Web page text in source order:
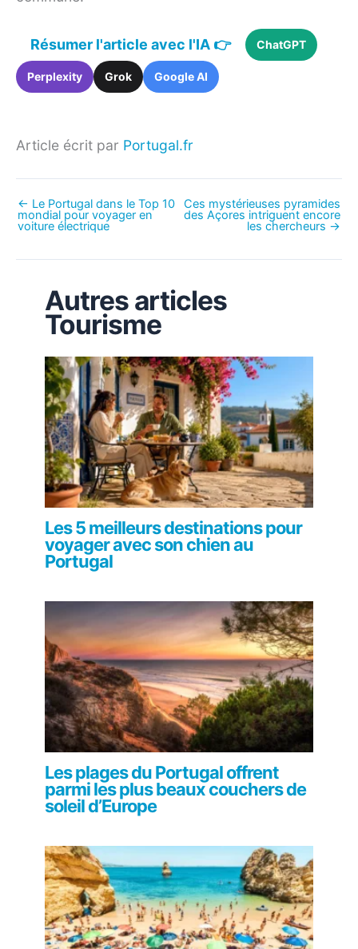
Résumer l'article avec l'IA 👉 ChatGPT
Perplexity Grok Google AI
Article écrit par Portugal.fr
← Le Portugal dans le Top 10
mondial pour voyager en
voiture électrique
Ces mystérieuses pyramides
des Açores intriguent encore
les chercheurs →
Autres articles
Tourisme
Les 5 meilleurs destinations pour
voyager avec son chien au
Portugal
Les plages du Portugal offrent
parmi les plus beaux couchers de
soleil d’Europe